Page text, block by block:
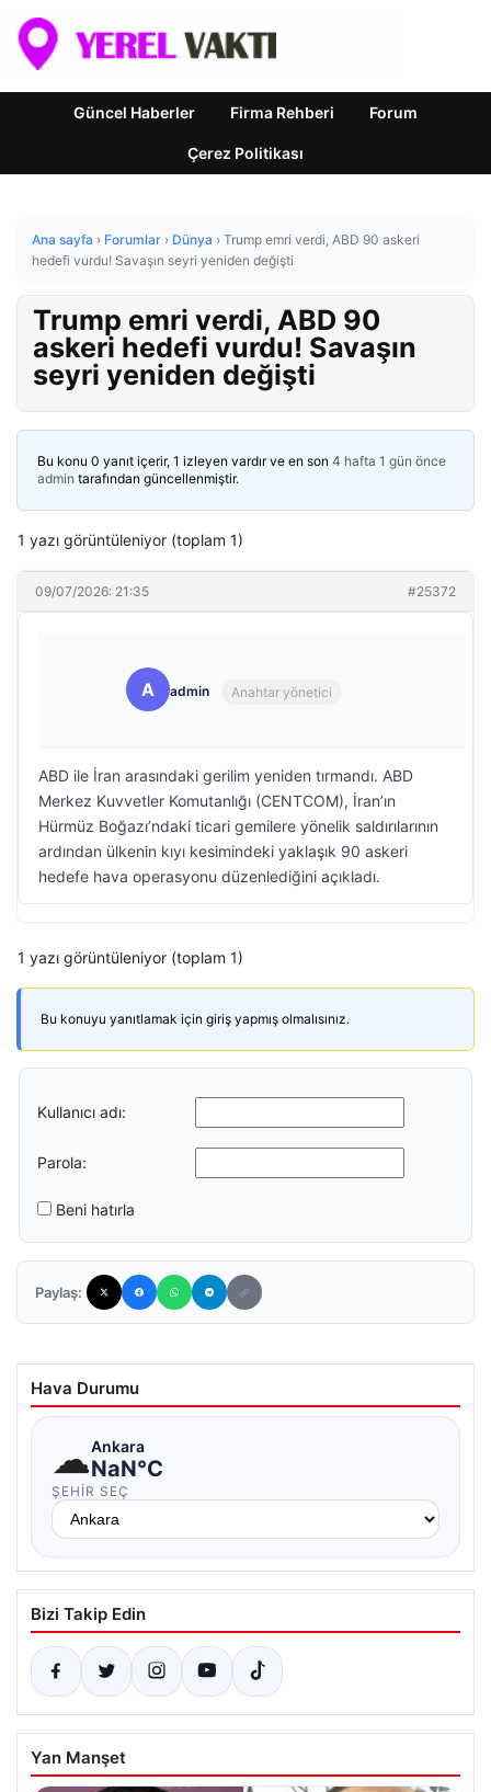
Güncel Haberler Firma Rehberi Forum
Çerez Politikası
Ana sayfa › Forumlar › Dünya › Trump emri verdi, ABD 90 askeri
hedefi vurdu! Savaşın seyri yeniden değişti
Trump emri verdi, ABD 90
askeri hedefi vurdu! Savaşın
seyri yeniden değişti
Bu konu 0 yanıt içerir, 1 izleyen vardır ve en son 4 hafta 1 gün önce
admin tarafından güncellenmiştir.
1 yazı görüntüleniyor (toplam 1)
09/07/2026: 21:35 #25372
A admin Anahtar yönetici
ABD ile İran arasındaki gerilim yeniden tırmandı. ABD
Merkez Kuvvetler Komutanlığı (CENTCOM), İran’ın
Hürmüz Boğazı’ndaki ticari gemilere yönelik saldırılarının
ardından ülkenin kıyı kesimindeki yaklaşık 90 askeri
hedefe hava operasyonu düzenlediğini açıkladı.
1 yazı görüntüleniyor (toplam 1)
Bu konuyu yanıtlamak için giriş yapmış olmalısınız.
Kullanıcı adı:
Parola:
Beni hatırla
Paylaş:
Hava Durumu
☁Ankara
NaN°C
ŞEHIR SEÇ
Bizi Takip Edin
Yan Manşet